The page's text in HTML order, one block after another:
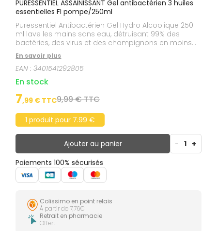
PURESSENTIEL ASSAINISSANT Gel antibactérien 3 huiles
essentielles Fl pompe/250ml
Puressentiel Antibactérien Gel Hydro Alcoolique 250
ml lave les mains sans eau, détruisant 99% des
bactéries, des virus et des champignons en moins
d'une minute. Sans savon, sans rinçage, il est
composé de 76% d'alcool végétal, de 3 huiles
essentielles : citron, lavandin, tea tree dont les
propriétés sont anti-infectieuses, et d'aloe vera aux
vertus anti-desséchantes. Efficace dès la première
minute, le gel hydro alcoolique Puressentiel a une
triple action : action anti-bactérienne, action anti-
virale, action anti-fongique.
En savoir plus
EAN :3401541292805
En stock
7,99 € TTC9,99 € TTC
1 produit pour 7.99 €
Ajouter au panier - 1 +
Paiements 100% sécurisés
Colissimo en point relais
À partir de 7,76€
Retrait en pharmacie
Offert